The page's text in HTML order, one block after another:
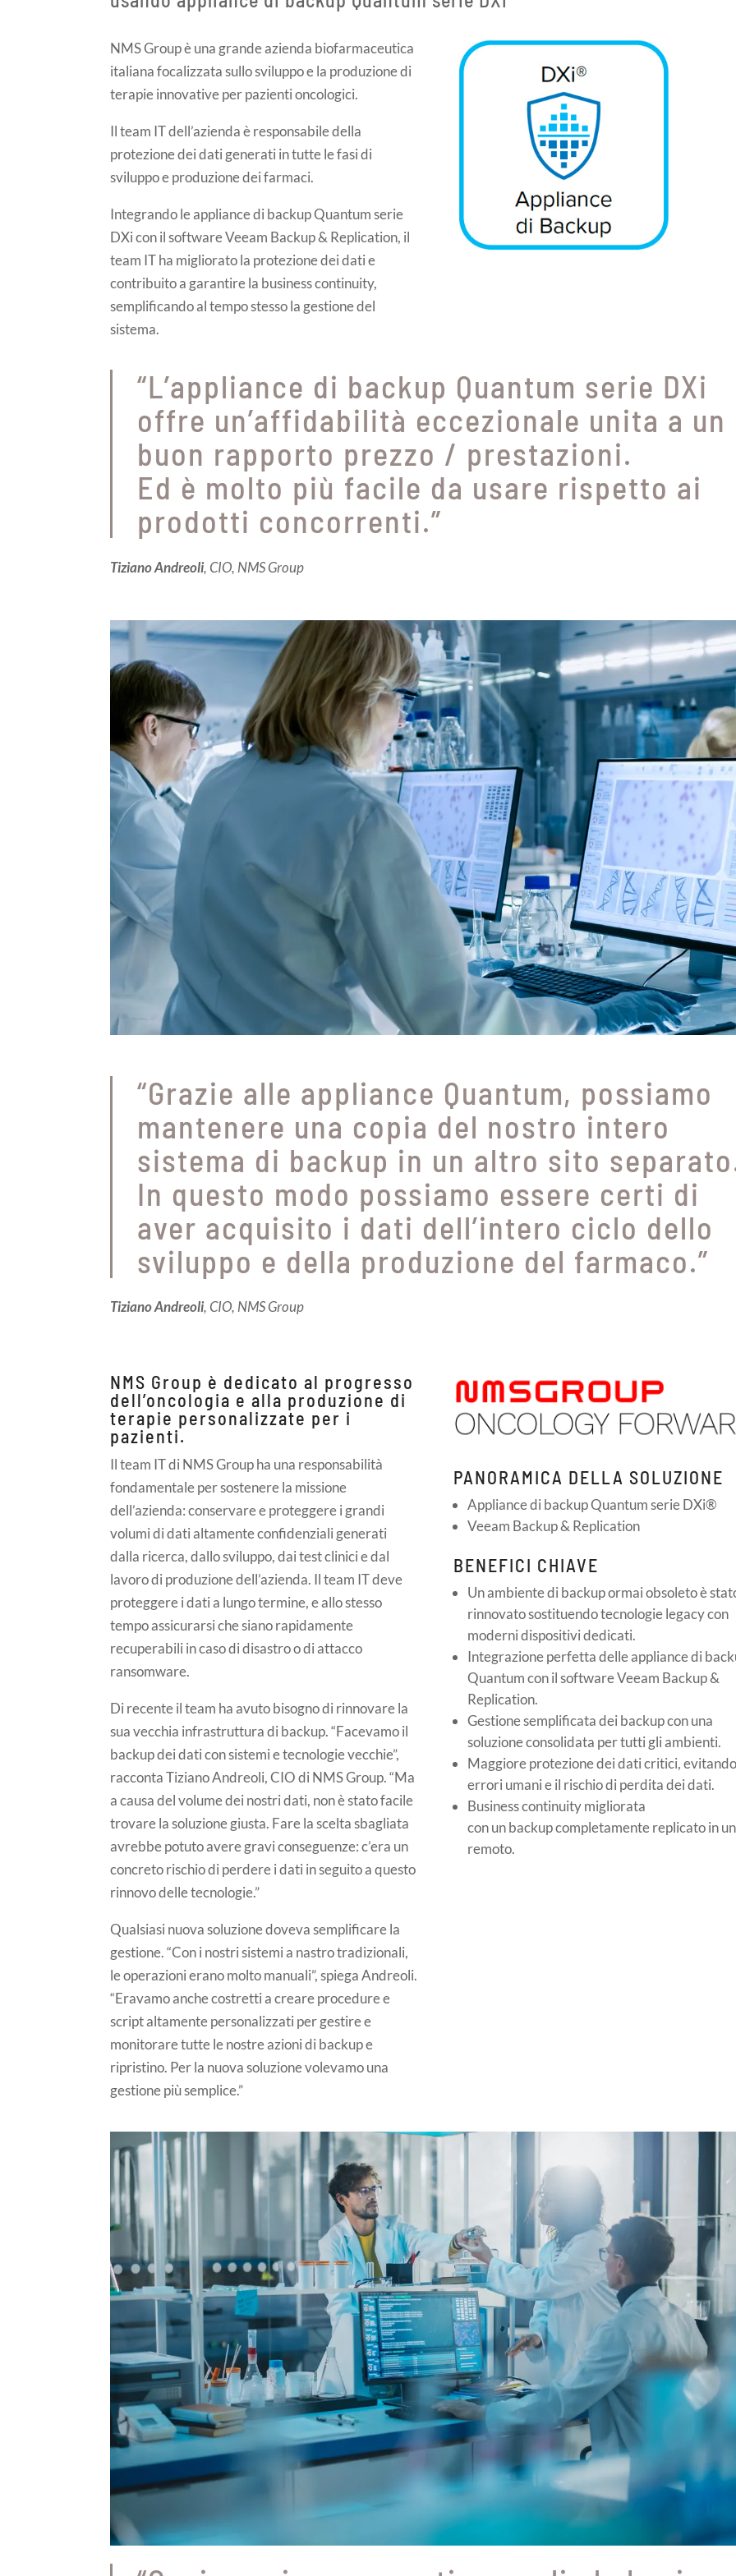
NMS Group è una grande azienda biofarmaceutica
italiana focalizzata sullo sviluppo e la produzione di
terapie innovative per pazienti oncologici.
Il team IT dell’azienda è responsabile della
protezione dei dati generati in tutte le fasi di
sviluppo e produzione dei farmaci.
Integrando le appliance di backup Quantum serie
DXi con il software Veeam Backup & Replication, il
team IT ha migliorato la protezione dei dati e
contribuito a garantire la business continuity,
semplificando al tempo stesso la gestione del
sistema.
“L’appliance di backup Quantum serie DXi
offre un’affidabilità eccezionale unita a un
buon rapporto prezzo / prestazioni.
Ed è molto più facile da usare rispetto ai
prodotti concorrenti.”
Tiziano Andreoli, CIO, NMS Group
“Grazie alle appliance Quantum, possiamo
mantenere una copia del nostro intero
sistema di backup in un altro sito
In questo modo possiamo essere certi di
aver acquisito i dati dell’intero ciclo dello
sviluppo e della produzione del farmaco.”
Tiziano Andreoli, CIO, NMS Group
NMS Group è dedicato al progresso
dell’oncologia e alla produzione di
terapie personalizzate per i
pazienti.
Il team IT di NMS Group ha una responsabilità
fondamentale per sostenere la missione
dell’azienda: conservare e proteggere i grandi
volumi di dati altamente confidenziali generati
dalla ricerca, dallo sviluppo, dai test clinici e dal
lavoro di produzione dell’azienda. Il team IT deve
proteggere i dati a lungo termine, e allo stesso
tempo assicurarsi che siano rapidamente
recuperabili in caso di disastro o di attacco
ransomware.
Di recente il team ha avuto bisogno di rinnovare la
sua vecchia infrastruttura di backup. “Facevamo il
backup dei dati con sistemi e tecnologie vecchie”,
racconta Tiziano Andreoli, CIO di NMS Group. “Ma
a causa del volume dei nostri dati, non è stato facile
trovare la soluzione giusta. Fare la scelta sbagliata
avrebbe potuto avere gravi conseguenze: c’era un
concreto rischio di perdere i dati in seguito a questo
rinnovo delle tecnologie.”
Qualsiasi nuova soluzione doveva semplificare la
gestione. “Con i nostri sistemi a nastro tradizionali,
le operazioni erano molto manuali”, spiega Andreoli.
“Eravamo anche costretti a creare procedure e
script altamente personalizzati per gestire e
monitorare tutte le nostre azioni di backup e
ripristino. Per la nuova soluzione volevamo una
gestione più semplice.”
PANORAMICA DELLA SOLUZIONE
Appliance di backup Quantum serie DXi®
Veeam Backup & Replication
BENEFICI CHIAVE
Un ambiente di backup ormai obsoleto è
rinnovato sostituendo tecnologie legacy con
moderni dispositivi dedicati.
Integrazione perfetta delle appliance di
Quantum con il software Veeam Backup &
Replication.
Gestione semplificata dei backup con una
soluzione consolidata per tutti gli ambienti.
Maggiore protezione dei dati critici, evitando
errori umani e il rischio di perdita dei dati.
Business continuity migliorata
con un backup completamente replicato in
remoto.